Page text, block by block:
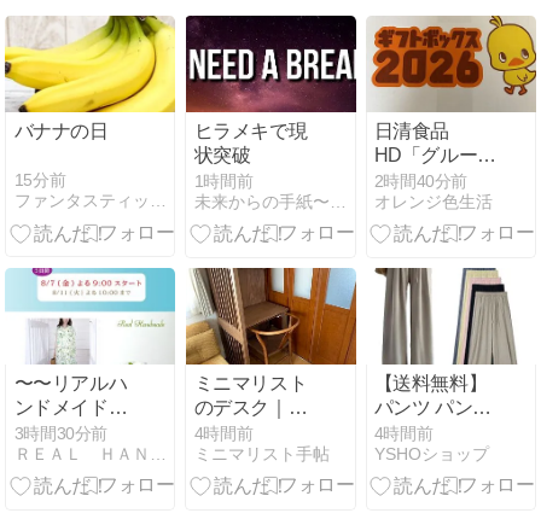
バナナの日
15分前
ヒラメキで現
状突破
1時間前
日清食品
HD「グループ
製品詰め合わ
せ3,000円
分」/8/6の売
おやつ/ハート
形
2時間40分前
オレンジ色生活
〜〜リアルハ
ンドメイド。
明日のよる９
時よりリミテ
ッドセールを
3時間30分前
ミニマリスト
のデスク｜余
白が生まれ
る、小さなワ
ークスペース
4時間前
ミニマリスト手帖
【送料無料】
パンツ パンツ
春夏 イージー
ワイドパンツ
レディース ボ
4時間前
YSHOショップ